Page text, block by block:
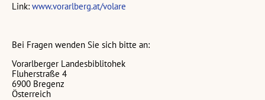
Link: www.vorarlberg.at/volare
Bei Fragen wenden Sie sich bitte an:
Vorarlberger Landesbiblitohek
Fluherstraße 4
6900 Bregenz
Österreich